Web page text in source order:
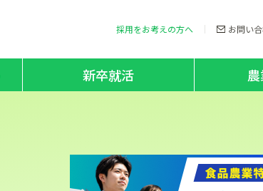
採用をお考えの方へ お問い
新卒就活